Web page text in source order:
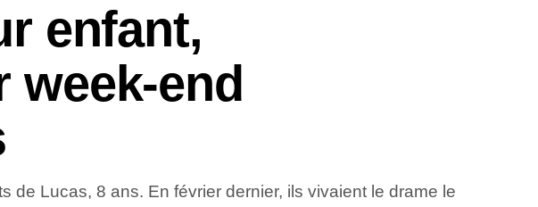
enfant,
week-end
de Lucas, 8 ans. En février dernier, ils vivaient le drame le